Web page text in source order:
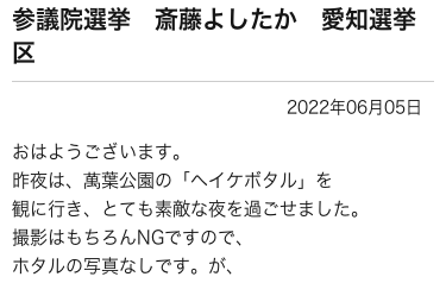
参議院選挙 斎藤よしたか 愛知選挙
区
2022年06月05日
おはようございます。
昨夜は、萬葉公園の「ヘイケボタル」を
観に行き、とても素敵な夜を過ごせました。
撮影はもちろんNGですので、
ホタルの写真なしです。が、